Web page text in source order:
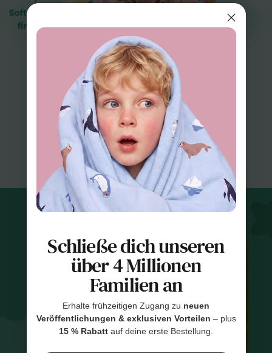
Bambus ist von Natur aus atmungsaktiv,
weich und flexibel. Er reguliert die Temperatur
und bleibt auch nach vielen Tragen angenehm.
MEHR ERFAHREN
Schließe dich unseren
über 4 Millionen
Familien an
Erhalte frühzeitigen Zugang zu neuen
Veröffentlichungen & exklusiven Vorteilen – plus
15 % Rabatt auf deine erste Bestellung.